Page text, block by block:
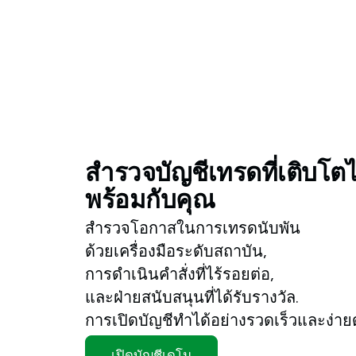
สำรวจบัญชีเทรดที่เติบโต
พร้อมกับคุณ
สำรวจโอกาสในการเทรดนับพัน
ด้วยเครื่องมือระดับสถาบัน,
การดำเนินคำสั่งที่ไร้รอยต่อ,
และฝ่ายสนับสนุนที่ได้รับรางวัล.
การเปิดบัญชีทำได้อย่างรวดเร็วและง่าย